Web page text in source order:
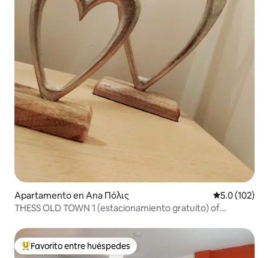
Apartamento en Ana Πόλις Calificación
5.0 (102)
THESS OLD TOWN 1 (estacionamiento gratuito) of
Favorito entre huéspedes preferido
Favorito entre huéspedes